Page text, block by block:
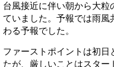
台風接近に伴い朝から大粒
ていました。予報では雨
わる予報でした。
ファーストポイントは初日
たが、厳しいことはスター